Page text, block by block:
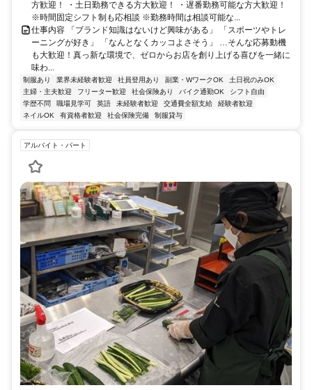
方歓迎！ ・土日勤務できる方大歓迎！ ・遅番勤務可能な方大歓迎！
※時間固定シフト制も応相談 ※勤務時間は相談可能な...
仕事内容 「ブランド知識はないけど興味がある」 「スポーツやトレ
ーニングが好き」 「なんとなくカッコよさそう」 …そんな応募動機
も大歓迎！真っ新な環境で、ゼロからお店を創り上げる喜びを一緒に
味わ...
制服あり 業界未経験者歓迎 社員登用あり 副業・WワークOK
土日祝のみOK
主婦・主夫歓迎
フリーター歓迎 社会保険あり バイク通勤OK
シフト自由
学歴不問
職場見学可 英語 未経験者歓迎 交通費全額支給
経験者歓迎
ネイルOK
有資格者歓迎 社会保険完備 制服貸与
アルバイト・パート